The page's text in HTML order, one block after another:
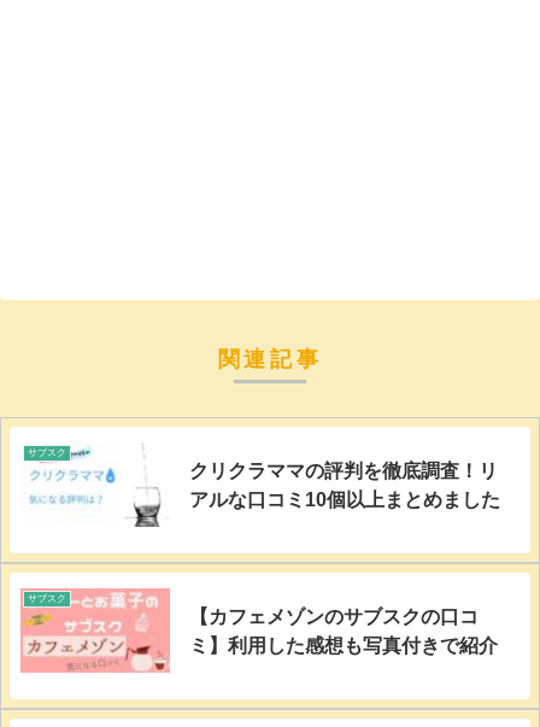
関連記事
サブスク
クリクラママの評判を徹底調査！リ
アルな口コミ10個以上まとめました
サブスク
【カフェメゾンのサブスクの口コ
ミ】利用した感想も写真付きで紹介